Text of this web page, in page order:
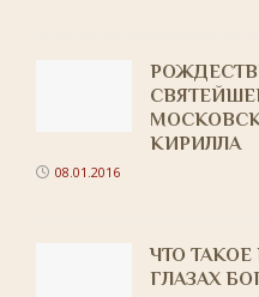
КИРИЛЛА
08.01.2016
ЧТО
ГЛАЗАХ